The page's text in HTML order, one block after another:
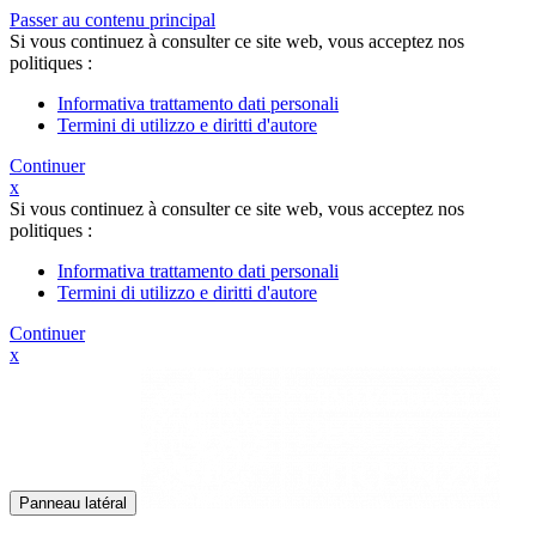
Passer au contenu principal
Si vous continuez à consulter ce site web, vous acceptez nos
politiques :
Informativa trattamento dati personali
Termini di utilizzo e diritti d'autore
Continuer
x
Si vous continuez à consulter ce site web, vous acceptez nos
politiques :
Informativa trattamento dati personali
Termini di utilizzo e diritti d'autore
Continuer
x
Panneau latéral